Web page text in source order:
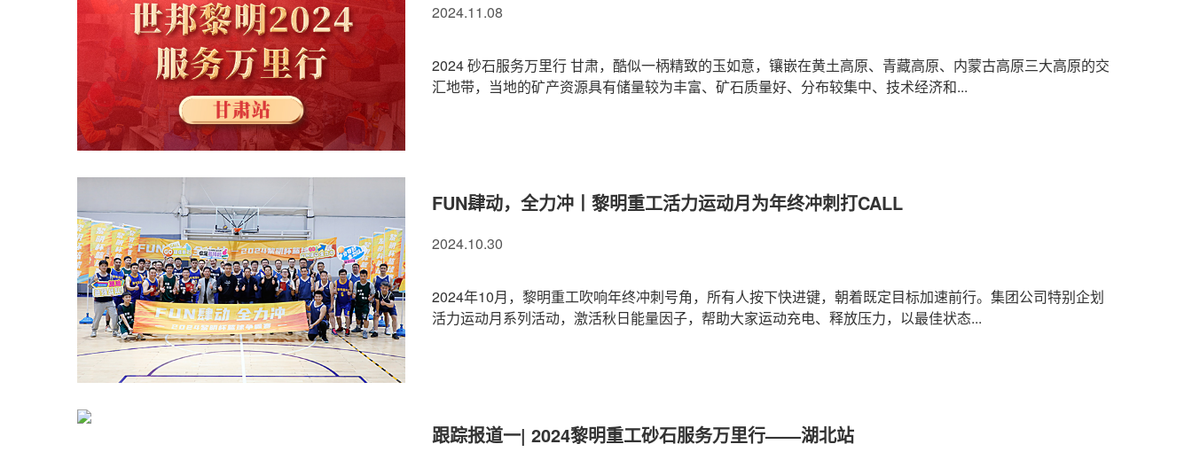
2024.11.08
2024 砂石服务万里行 甘肃，酷似一柄精致的玉如意，镶嵌在黄土高原、青藏高原、内蒙古高原三大高原的交
汇地带，当地的矿产资源具有储量较为丰富、矿石质量好、分布较集中、技术经济和...
FUN肆动，全力冲丨黎明重工活力运动月为年终冲刺打CALL
2024.10.30
2024年10月，黎明重工吹响年终冲刺号角，所有人按下快进键，朝着既定目标加速前行。集团公司特别企划
活力运动月系列活动，激活秋日能量因子，帮助大家运动充电、释放压力，以最佳状态...
跟踪报道一| 2024黎明重工砂石服务万里行——湖北站